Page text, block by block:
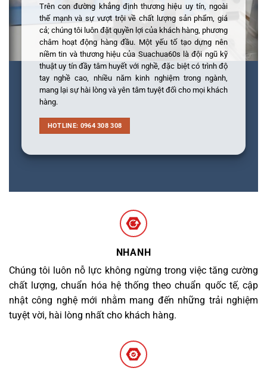
Trên con đường khẳng định thương hiệu uy tín, ngoài
thế mạnh và sự vượt trội về chất lượng sản phẩm, giá
cả; chúng tôi luôn đặt quyền lợi của khách hàng, phương
châm hoạt động hàng đầu. Một yếu tố tạo dựng nên
niềm tin và thương hiệu của Suachua60s là đội ngũ kỹ
thuật uy tín đầy tâm huyết với nghề, đặc biệt có trình độ
tay nghề cao, nhiều năm kinh nghiệm trong ngành,
mang lại sự hài lòng và yên tâm tuyệt đối cho mọi khách
hàng.
HOTLINE: 0964 308 308
NHANH
Chúng tôi luôn nỗ lực không ngừng trong việc tăng cường
chất lượng, chuẩn hóa hệ thống theo chuẩn quốc tế, cập
nhật công nghệ mới nhằm mang đến những trải nghiệm
tuyệt vời, hài lòng nhất cho khách hàng.